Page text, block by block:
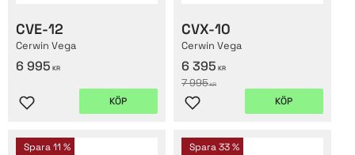
CVE-12
Cerwin Vega
6 995 KR
Lägg till i favoriter
KÖP
CVX-10
Cerwin Vega
6 395 KR
7 995KR
Lägg till i favoriter
KÖP
Spara11 % Spara33 %